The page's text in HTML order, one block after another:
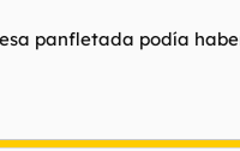
panfletada podía